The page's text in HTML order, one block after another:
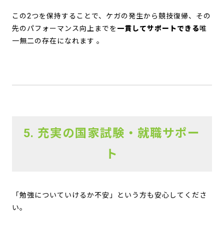
この2つを保持することで、ケガの発生から競技復帰、その
先のパフォーマンス向上までを一貫してサポートできる唯
一無二の存在になれます 。
5. 充実の国家試験・就職サポー
ト
「勉強についていけるか不安」という方も安心してくださ
い。